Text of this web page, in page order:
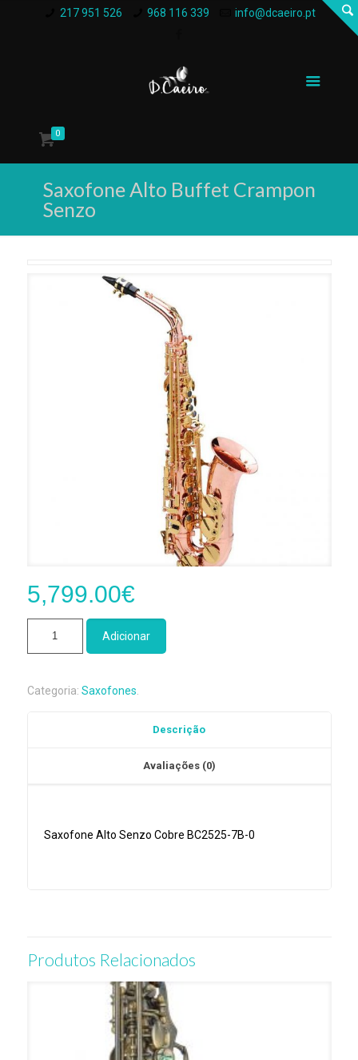
217 951 526 968 116 339 info@dcaeiro.pt
0
Saxofone Alto Buffet Crampon
Senzo
5,799.00€
Buffet
Adicionar
Categoria: Saxofones
Descrição
Avaliações (0)
Saxofone Alto Senzo Cobre BC2525-7B-0
Produtos Relacionados